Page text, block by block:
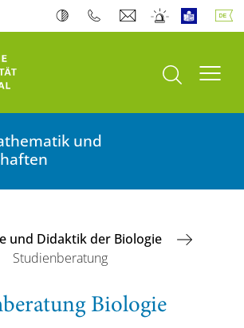
Suche öffnen
und
und Didaktik der Biologie
Studienberatung
Biologie